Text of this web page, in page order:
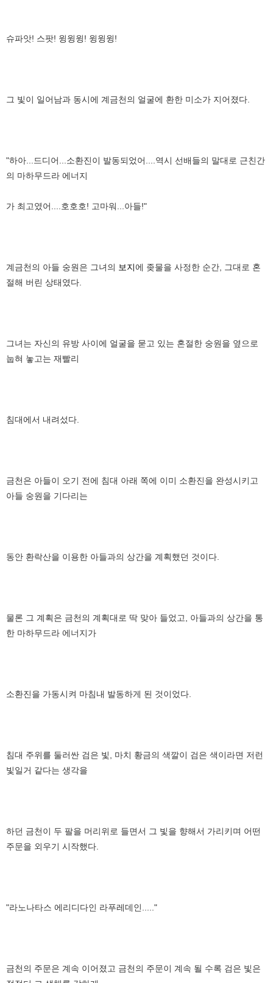
슈파앗! 스팟! 윙윙윙! 윙윙윙!
그 빛이 일어남과 동시에 계금천의 얼굴에 환한 미소가 지어졌다.
"하아...드디어...소환진이 발동되었어....역시 선배들의 말대로 근친간
의 마하무드라 에너지
가 최고였어....호호호! 고마워...아들!"
계금천의 아들 숭원은 그녀의 보지에 좆물을 사정한 순간, 그대로 혼
절해 버린 상태였다.
그녀는 자신의 유방 사이에 얼굴을 묻고 있는 혼절한 숭원을 옆으로
눕혀 놓고는 재빨리
침대에서 내려섰다.
금천은 아들이 오기 전에 침대 아래 쪽에 이미 소환진을 완성시키고
아들 숭원을 기다리는
동안 환락산을 이용한 아들과의 상간을 계획했던 것이다.
물론 그 계획은 금천의 계획대로 딱 맞아 들었고, 아들과의 상간을 통
한 마하무드라 에너지가
소환진을 가동시켜 마침내 발동하게 된 것이었다.
침대 주위를 둘러싼 검은 빛, 마치 황금의 색깔이 검은 색이라면 저런
빛일거 같다는 생각을
하던 금천이 두 팔을 머리위로 들면서 그 빛을 향해서 가리키며 어떤
주문을 외우기 시작했다.
"라노나타스 에리디다인 라푸레데인....."
금천의 주문은 계속 이어졌고 금천의 주문이 계속 될 수록 검은 빛은